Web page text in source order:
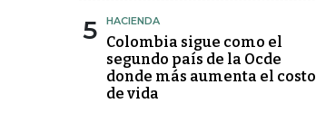
5 HACIENDA
Colombia sigue como el
segundo país de la Ocde
donde más aumenta el costo
de vida